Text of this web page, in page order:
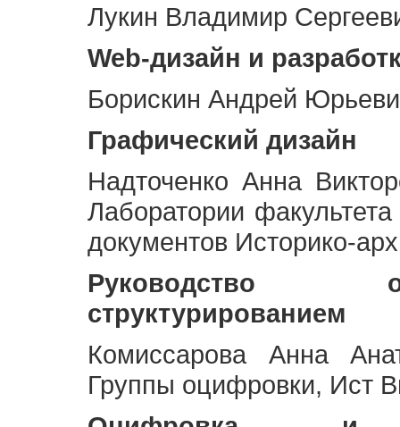
Лукин Владимир
Web-дизайн и
Борискин Андрей
Графический дизайн
Надточенко Анна
Лаборатории
документов Историко-
Руководство
структурированием
Комиссарова Анна
Группы оцифровки, Ист